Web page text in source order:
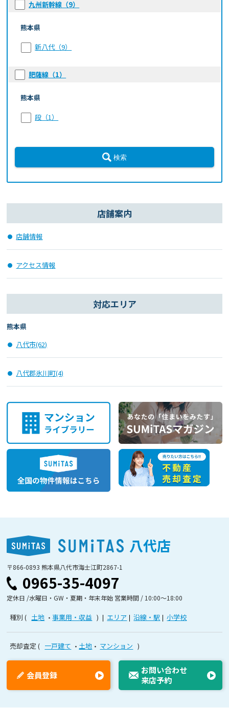
九州新幹線（9）
熊本県
新八代（9）
肥薩線（1）
熊本県
段（1）
検索
店舗案内
店舗情報
アクセス情報
対応エリア
熊本県
八代市(62)
八代郡氷川町(4)
八代店
〒866-0893 熊本県八代市海士江町2867-1
0965-35-4097
定休日 /水曜日・GW・夏期・年末年始 営業時間 / 10:00〜18:00
種別 土地 事業用・収益 エリア 沿線・駅 小学校
売却査定 一戸建て 土地 マンション
お問い合わせ
来店予約
会員登録